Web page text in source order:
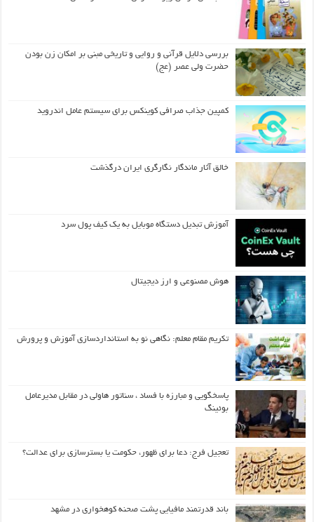
بررسی دلایل قرآنی و روایی و تاریخی مبنی بر امکان زن بودن
حضرت ولی عصر (عج)
کمپین جذاب صرافی کوینکس برای سیستم عامل اندروید
خالق آثار ماندگار نگارگری ایران درگذشت
آموزش تبدیل دستگاه موبایل به یک کیف‌ پول سرد
هوش مصنوعی و ارز دیجیتال
تکریم مقام معلم: نگاهی نو به استانداردسازی آموزش و پرورش
پاسخگویی و مبارزه با فساد ، سناتور هاولی در مقابل مدیرعامل
بوئینگ
تعجیل فرج: دعا برای ظهور، حکومت یا بسترسازی برای عدالت؟
باند قدرتمند مافیایی پشت صحنه کوهخواری در مشهد